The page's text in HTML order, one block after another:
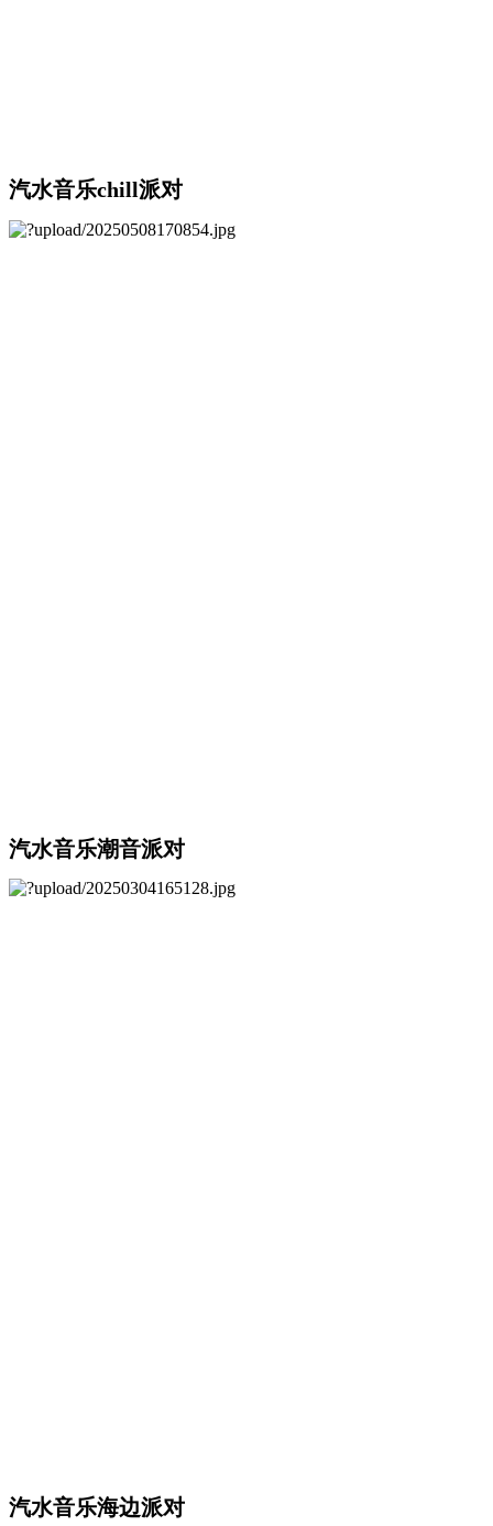
汽水音乐chill派对
汽水音乐潮音派对
汽水音乐海边派对